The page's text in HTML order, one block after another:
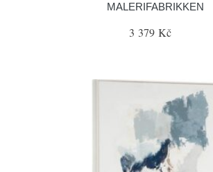
MALERIFABRIKKEN
3 379 Kč